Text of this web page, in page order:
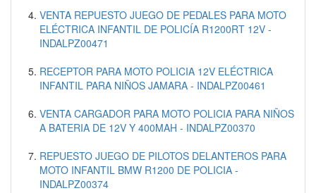
VENTA REPUESTO JUEGO DE PEDALES PARA MOTO
ELÉCTRICA INFANTIL DE POLICÍA R1200RT 12V -
INDALPZ00471
RECEPTOR PARA MOTO POLICIA 12V ELÉCTRICA
INFANTIL PARA NIÑOS JAMARA - INDALPZ00461
VENTA CARGADOR PARA MOTO POLICIA PARA NIÑOS
A BATERIA DE 12V Y 400MAH - INDALPZ00370
REPUESTO JUEGO DE PILOTOS DELANTEROS PARA
MOTO INFANTIL BMW R1200 DE POLICIA -
INDALPZ00374